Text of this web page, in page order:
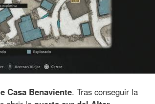
Casa Benaviente. Tras conseguir la